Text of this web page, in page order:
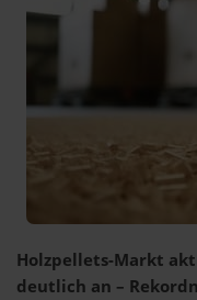
Holzpellets-Markt
deutlich an –